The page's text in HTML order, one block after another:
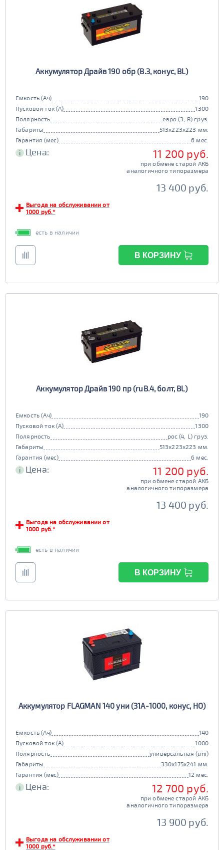
Аккумулятор Драйв 190 обр (B.3, конус, BL)
Емкость (Ач)
190
Пусковой ток (А)
1300
Полярность
евро (3, R) груз.
Габариты
513x223x223 мм.
Гарантия (мес)
6 мес.
i Цена: 11 200 руб.
при обмене старой АКБ
аналогичного типоразмера
13 400 руб.
Выгода на обслуживании от
1000 руб.*
есть в наличии
В КОРЗИНУ
Аккумулятор Драйв 190 пр (ruB.4, болт, BL)
Емкость (Ач)
190
Пусковой ток (А)
1300
Полярность
рос (4, L) груз.
Габариты
513x223x223 мм.
Гарантия (мес)
6 мес.
i Цена: 11 200 руб.
при обмене старой АКБ
аналогичного типоразмера
13 400 руб.
Выгода на обслуживании от
1000 руб.*
есть в наличии
В КОРЗИНУ
Аккумулятор FLAGMAN 140 уни (31A-1000, конус, HO)
Емкость (Ач)
140
Пусковой ток (А)
1000
Полярность
универсальная (uni)
Габариты
330x175x241 мм.
Гарантия (мес)
12 мес.
i Цена: 12 700 руб.
при обмене старой АКБ
аналогичного типоразмера
13 900 руб.
Выгода на обслуживании от
1000 руб.*